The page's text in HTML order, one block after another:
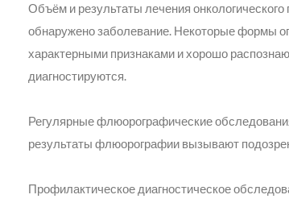
Объём и результаты лечения
обнаружено заболевание. Некоторые формы
характерными признаками и хорошо
диагностируются.
Регулярные флюорографические
результаты флюорографии вызывают
Профилактическое диагностическое